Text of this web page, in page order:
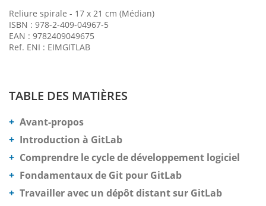
Reliure spirale - 17 x 21 cm (Médian)
ISBN : 978-2-409-04967-5
EAN : 9782409049675
Ref. ENI : EIMGITLAB
TABLE DES MATIÈRES
Avant-propos
Introduction à GitLab
Comprendre le cycle de développement logiciel
Fondamentaux de Git pour GitLab
Travailler avec un dépôt distant sur GitLab